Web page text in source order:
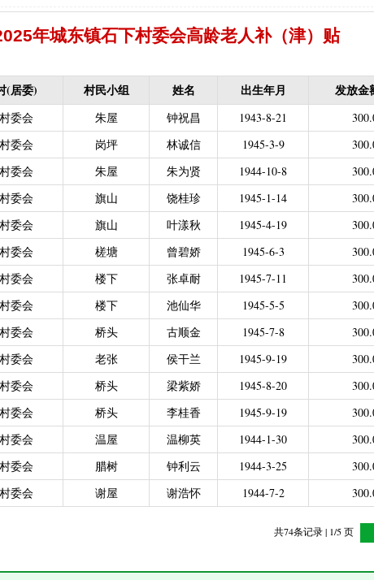
年至2020年按季度公开） | 农村计划生育节育奖励（农村纯生二女结
励 | 农村计划生育节育奖励（农村纯生二女结扎户奖励（2013年至
生生活费补助
卡免学杂费补助
建档立卡学生免学费补助（2019至2021年，已结束
合并到“普通高中建档立卡和非建档立卡免学杂费补助”） | 中等职业
生生活费（2016年至2021年，已结束） | 大中型水库移民后期扶持资
危房改造 | 基本农田保护经济补偿 | 残疾人自主创业就业
至2016年，已移至民政局）
重度残疾人医疗保险
育阶段残疾学生补贴）
低保残疾人生活津贴（2013年至2016年，已移
疾人缴纳城乡居民基本养老保险费 | 广东省贫困归侨扶贫救助专项补助
城乡居民医保零星报销
困难群众医疗救助
年4月之前社保局公开的数据） | 城乡居民医保零星报销（2021年4月
资金
年城东镇石下村委会高龄老人补（津）贴
(居委) 村民小组 姓名 出生年月 发放金
委会 朱屋 钟祝昌 1943-8-21
委会 岗坪 林诚信 1945-3-9
委会 朱屋 朱为贤 1944-10-8
委会 旗山 饶桂珍 1945-1-14
委会 旗山 叶漾秋 1945-4-19
委会 槎塘 曾碧娇 1945-6-3
委会 楼下 张卓耐 1945-7-11
委会 楼下 池仙华 1945-5-5
委会 桥头 古顺金 1945-7-8
委会 老张 侯干兰 1945-9-19
委会 桥头 梁紫娇 1945-8-20
委会 桥头 李桂香 1945-9-19
委会 温屋 温柳英 1944-1-30
委会 腊树 钟利云 1944-3-25
委会 谢屋 谢浩怀 1944-7-2
共74条记录 | 1/5 页